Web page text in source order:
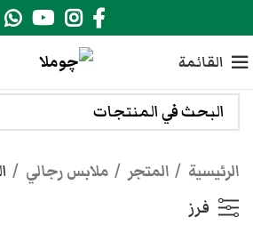
القائمة
الرئيسية المتجر ملابس رجالي
فرز